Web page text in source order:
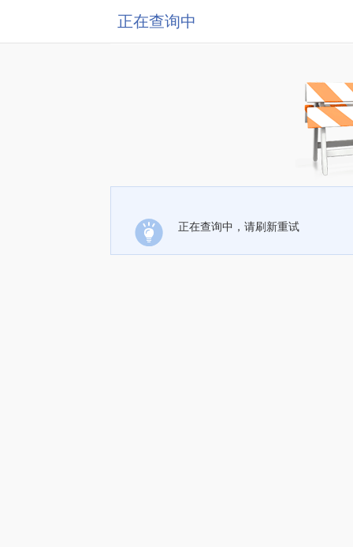
正在查询中
正在查询中，请刷新重试